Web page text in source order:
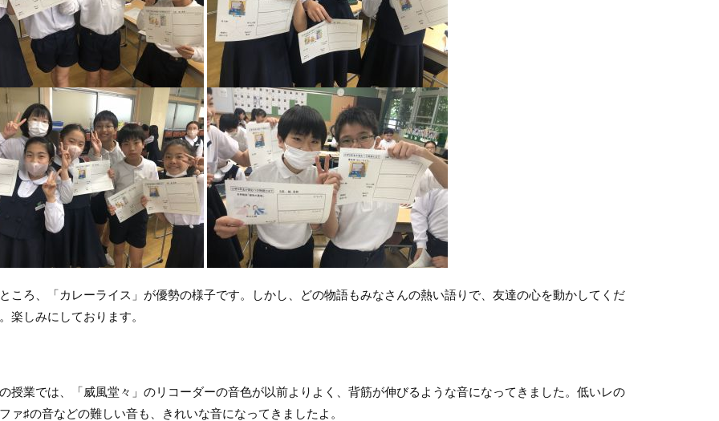
ろ、「カレーライス」が優勢の様子です。しかし、どの物語もみなさんの熱い語りで、友達の心を動かしてくだ
楽しみにしております。
業では、「威風堂々」のリコーダーの音色が以前よりよく、背筋が伸びるような音になってきました。低いレの
ァ♯の音などの難しい音も、きれいな音になってきましたよ。